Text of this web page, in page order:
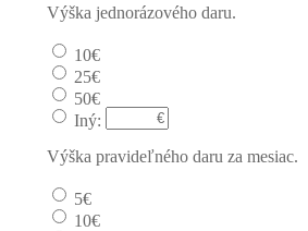
Výška jednorázového daru.
10€
25€
50€
Iný:
Výška pravideľného daru za mesiac.
5€
10€